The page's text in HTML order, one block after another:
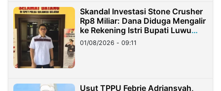
Skandal Investasi Stone Crusher
Rp8 Miliar: Dana Diduga Mengalir
ke Rekening Istri Bupati Luwu
Timur
01/08/2026 - 09:11
Usut TPPU Febrie Adriansyah,